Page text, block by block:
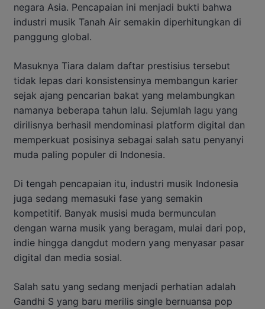
negara Asia. Pencapaian ini menjadi bukti bahwa
industri musik Tanah Air semakin diperhitungkan di
panggung global.
Masuknya Tiara dalam daftar prestisius tersebut
tidak lepas dari konsistensinya membangun karier
sejak ajang pencarian bakat yang melambungkan
namanya beberapa tahun lalu. Sejumlah lagu yang
dirilisnya berhasil mendominasi platform digital dan
memperkuat posisinya sebagai salah satu penyanyi
muda paling populer di Indonesia.
Di tengah pencapaian itu, industri musik Indonesia
juga sedang memasuki fase yang semakin
kompetitif. Banyak musisi muda bermunculan
dengan warna musik yang beragam, mulai dari pop,
indie hingga dangdut modern yang menyasar pasar
digital dan media sosial.
Salah satu yang sedang menjadi perhatian adalah
Gandhi S yang baru merilis single bernuansa pop